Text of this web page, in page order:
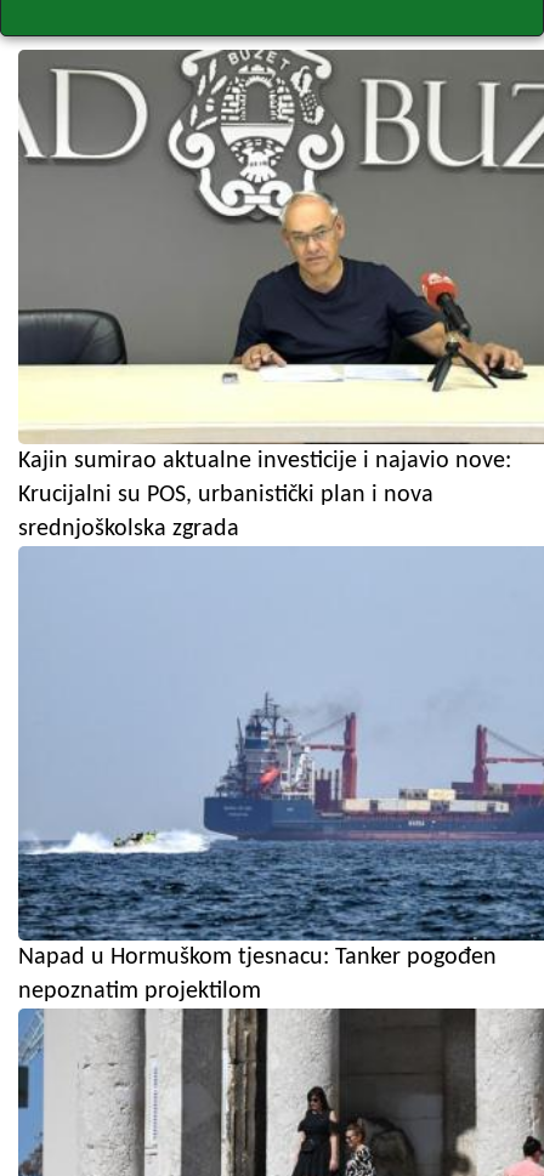
Kajin sumirao aktualne investicije i najavio nove:
Krucijalni su POS, urbanistički plan i nova
srednjoškolska zgrada
Napad u Hormuškom tjesnacu: Tanker pogođen
nepoznatim projektilom